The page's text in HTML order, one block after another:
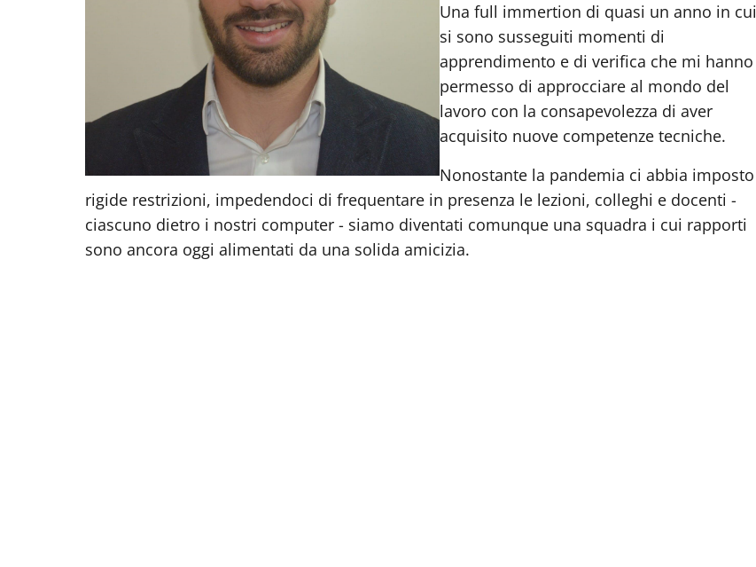
Una full immertion di quasi un anno in cui
si sono susseguiti momenti di
apprendimento e di verifica che mi hanno
permesso di approcciare al mondo del
lavoro con la consapevolezza di aver
acquisito nuove competenze tecniche.
Nonostante la pandemia ci abbia imposto
rigide restrizioni, impedendoci di frequentare in presenza le lezioni, colleghi e docenti -
ciascuno dietro i nostri computer - siamo diventati comunque una squadra i cui rapporti
sono ancora oggi alimentati da una solida amicizia.